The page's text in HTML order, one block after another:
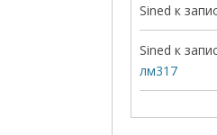
Sined к
Sined к
лм317